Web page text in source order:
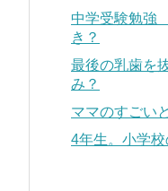
中学受験勉強
き？
最後の乳歯を
み？
ママのすごい
4年生。小学校